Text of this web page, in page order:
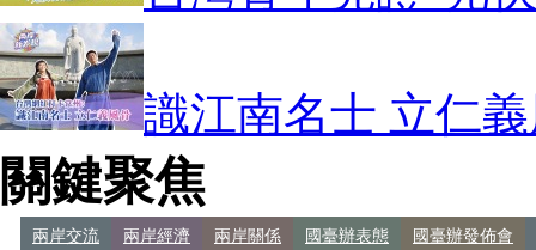
識江南名士 立仁
關鍵聚焦
兩岸交流 兩岸經濟 兩岸關係 國臺辦表態 國臺辦發佈會